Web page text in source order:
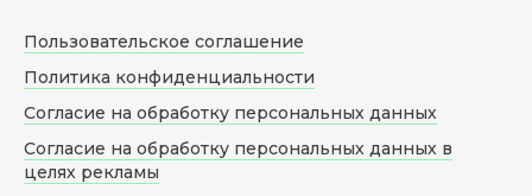
Пользовательское соглашение
Политика конфиденциальности
Согласие на обработку персональных данных
Согласие на обработку персональных данных в
целях рекламы